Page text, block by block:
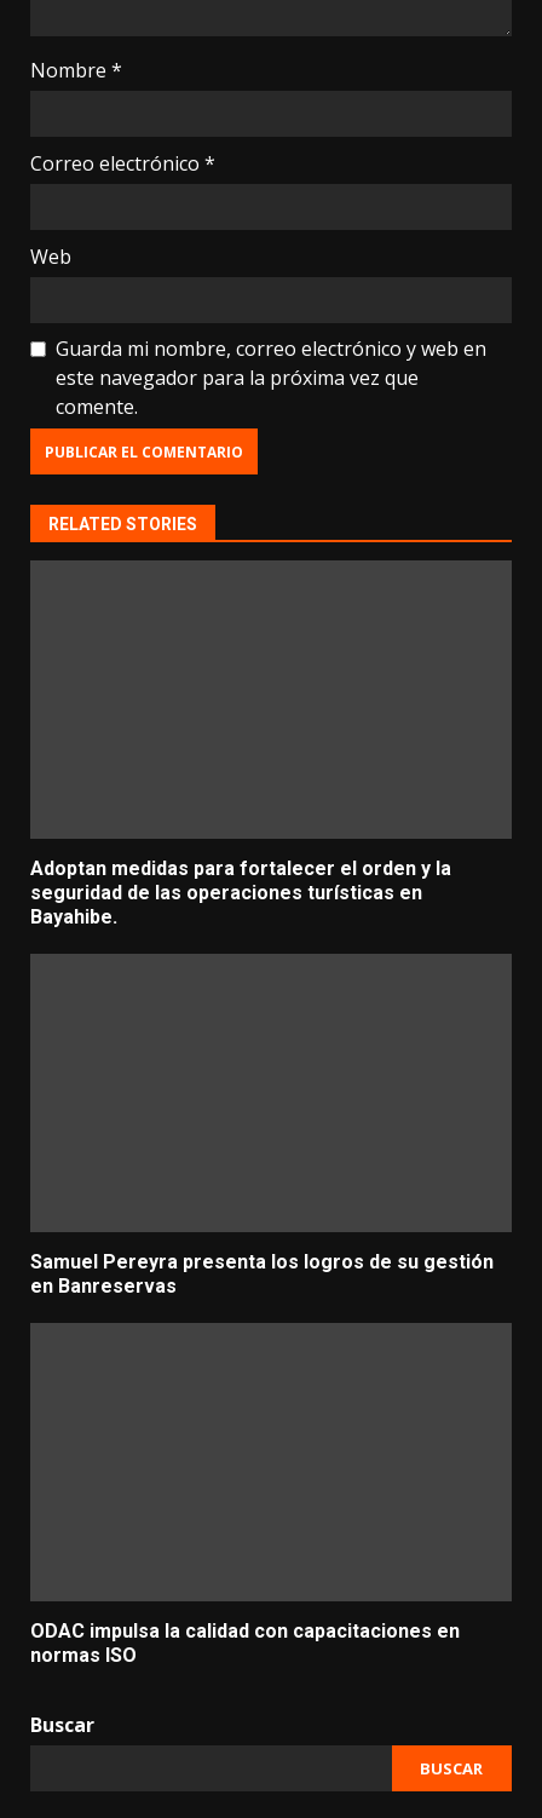
Nombre *
Correo electrónico *
Web
Guarda mi nombre, correo electrónico y web en
este navegador para la próxima vez que
comente.
RELATED STORIES
Adoptan medidas para fortalecer el orden y la
seguridad de las operaciones turísticas en
Bayahibe.
Samuel Pereyra presenta los logros de su gestión
en Banreservas
ODAC impulsa la calidad con capacitaciones en
normas ISO
Buscar
BUSCAR